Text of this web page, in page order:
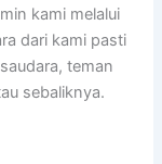
kami melalui
dari kami pasti
teman
sebaliknya.